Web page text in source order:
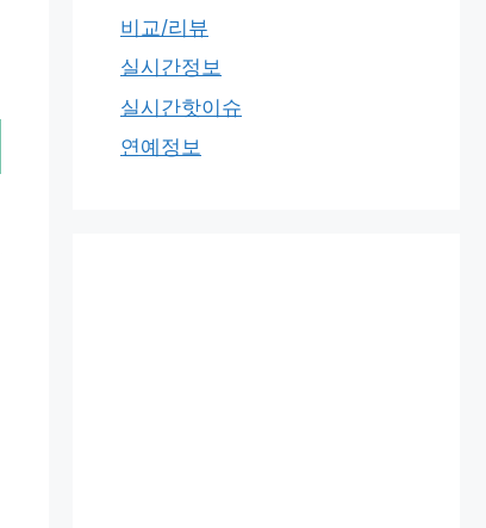
비교/리뷰
실시간정보
실시간핫이슈
연예정보